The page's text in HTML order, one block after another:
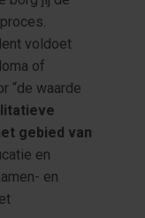
voldoet
of
“de waarde
gebied van
en
en